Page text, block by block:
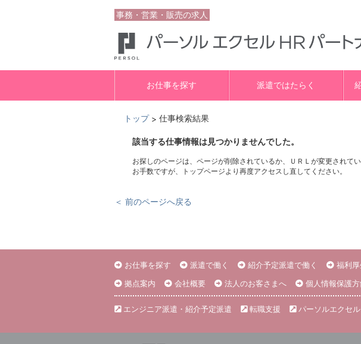
事務・営業・販売の求人
お仕事を探す 派遣ではたらく
トップ > 仕事検索結果
該当する仕事情報は見つかりませんでした。
お探しのページは、ページが削除されているか、ＵＲＬが変更されてい
お手数ですが、トップページより再度アクセスし直してください。
＜ 前のページへ戻る
お仕事を探す 派遣で働く 紹介予定派遣で働く 福利
拠点案内
会社概要 法人のお客さまへ 個人情報保護
エンジニア派遣・紹介予定派遣 転職支援 パーソルエクセ